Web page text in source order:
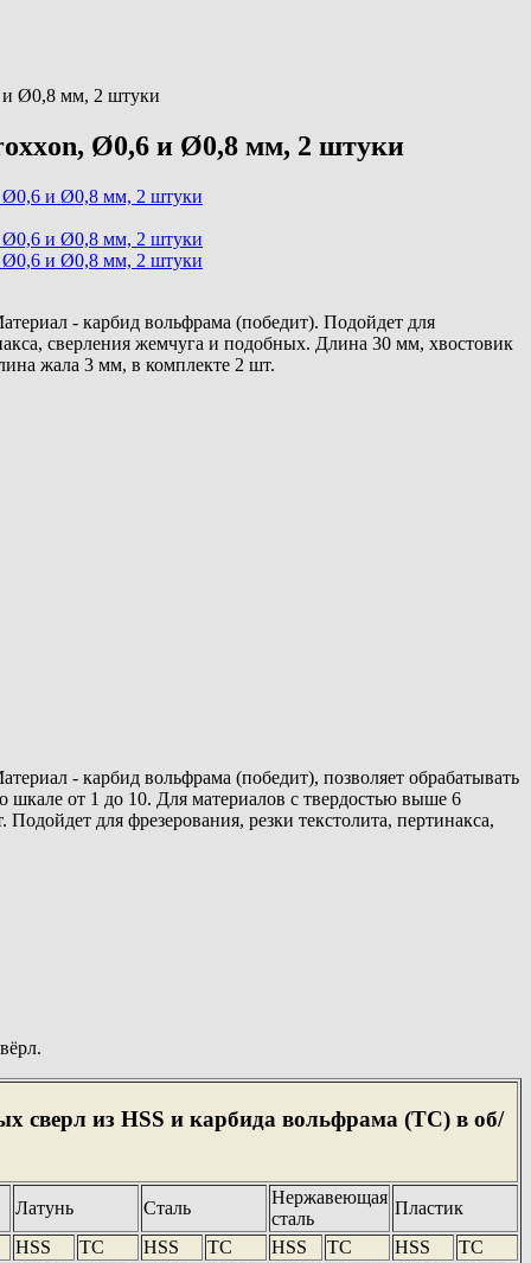
и Ø0,8 мм, 2 штуки
Ø0,6 и Ø0,8 мм, 2 штуки
- карбид вольфрама (победит). Подойдет для
сверления жемчуга и подобных. Длина 30 мм, хвостовик
жала 3 мм, в комплекте 2 шт.
- карбид вольфрама (победит), позволяет обрабатывать
шкале от 1 до 10. Для материалов с твердостью выше 6
для фрезерования, резки текстолита, пертинакса,
сверл из HSS и карбида вольфрама (ТС) в об/
Латунь Сталь
Нержавеющая
сталь
Пластик
HSS
TC HSS TC HSS TC HSS
TC